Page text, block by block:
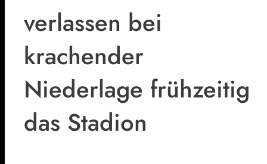
verlassen bei
krachender
Niederlage frühzeitig
das Stadion